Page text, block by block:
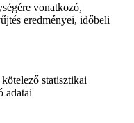
vonatkozó,
eredményei, időbeli
statisztikai
adatai